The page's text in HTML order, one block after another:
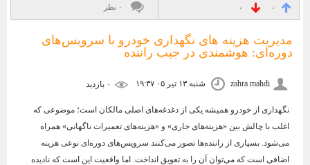
۰ ۰ ۰ نظر
مدیریت هزینه‌ های نگهداری خودرو با سرویس‌های
دوره‌ای: هوشمندی در جیب راننده
zahra mahdi شنبه ۱۳ تیر ۰۵ ۱۹:۳۷
نگهداری از خودرو همیشه یکی از دغدغه‌های اصلی مالکان است؛ موضوعی که
اغلب با چالش بین «هزینه‌های جاری» و «هزینه‌های تعمیرات ناگهانی» همراه
می‌شود. بسیاری از راننده‌ها تصور می‌کنند سرویس‌های دوره‌ای نوعی هزینه
اضافی است که می‌توان آن را به تعویق انداخت. اما واقعیت این است که نادیده